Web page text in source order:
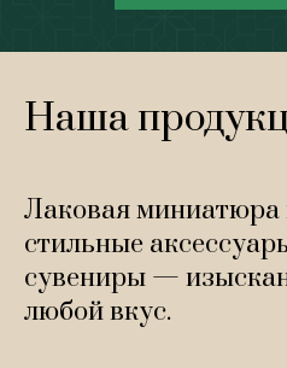
Наша
Лаковая миниатюра
стильные
сувениры —
любой вкус.